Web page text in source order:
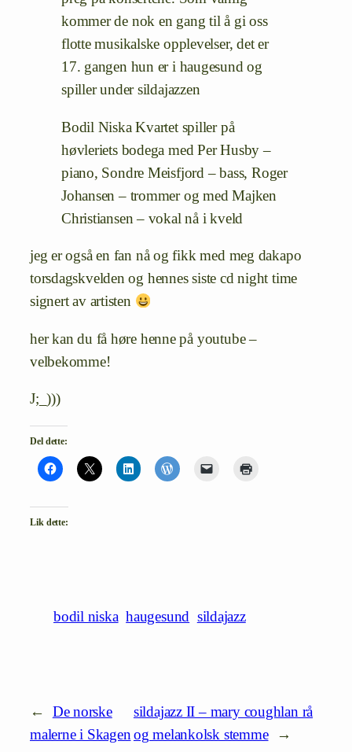
kommer de nok en gang til å gi oss
flotte musikalske opplevelser, det er
17. gangen hun er i haugesund og
spiller under sildajazzen
Bodil Niska Kvartet spiller på
høvleriets bodega medPer Husby –
piano, Sondre Meisfjord – bass, Roger
Johansen – trommerog med Majken
Christiansen – vokal nå i kveld
jeg er også en fan nå og fikk med meg dakapo
torsdagskvelden og hennes siste cd night time
signert av artisten
her kan du få høre henne på youtube –
velbekomme!
J;_)))
Del dette:
Lik dette:
bodil niska haugesund sildajazz
←
De norske
malerne i Skagen
sildajazz II – mary coughlan rå
og melankolsk stemme
→